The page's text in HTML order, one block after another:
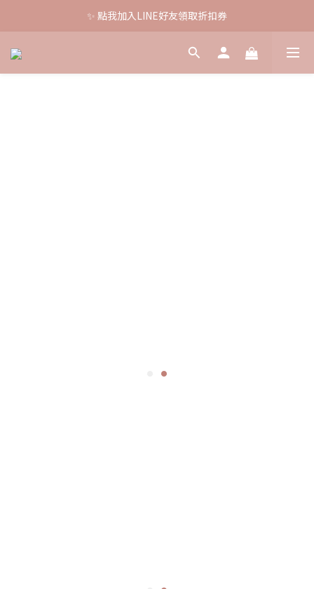
🚚 全館消費滿$880即免運
✨ 點我加入LINE好友領取折扣券
💰全館滿$1200 現折 $88